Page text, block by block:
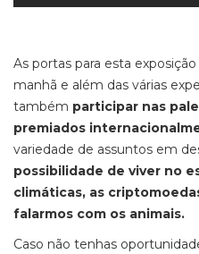
As portas para esta
manhã e além das várias
também participar nas
premiados
variedade de assuntos em
possibilidade de viver no
climáticas, as
falarmos com os animais.
Caso não tenhas